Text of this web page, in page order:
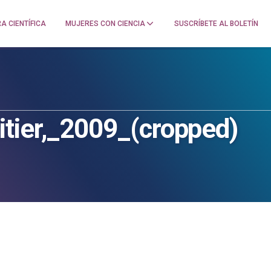
CIENTÍFICA MUJERES CON CIENCIA SUSCRÍBETE AL BOLETÍN